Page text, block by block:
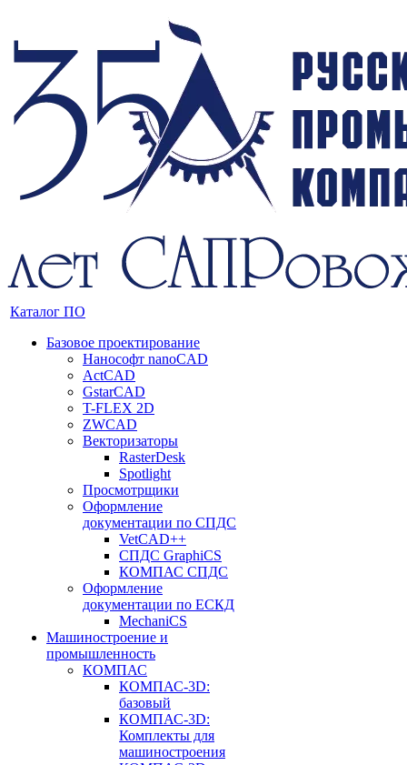
Каталог ПО
Базовое проектирование
Нанософт nanoCAD
ActCAD
GstarCAD
T-FLEX 2D
ZWCAD
Векторизаторы
RasterDesk
Spotlight
Просмотрщики
Оформление
документации по СПДС
VetCAD++
СПДС GraphiCS
КОМПАС СПДС
Оформление
документации по ЕСКД
MechaniCS
Машиностроение и
промышленность
КОМПАС
КОМПАС-3D:
базовый
КОМПАС-3D:
Комплекты для
машиностроения